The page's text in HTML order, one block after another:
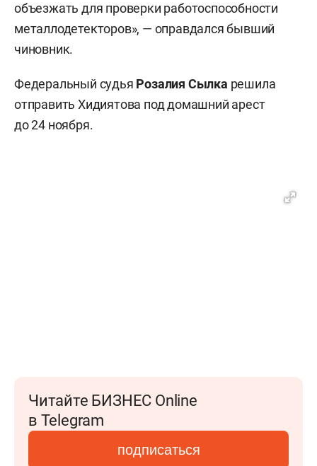
объезжать для проверки работоспособности
металлодетекторов», — оправдался бывший
чиновник.
Федеральный судья Розалия Сылка решила
отправить Хидиятова под домашний арест
до 24 ноября.
Читайте БИЗНЕС Online
в Telegram
подписаться